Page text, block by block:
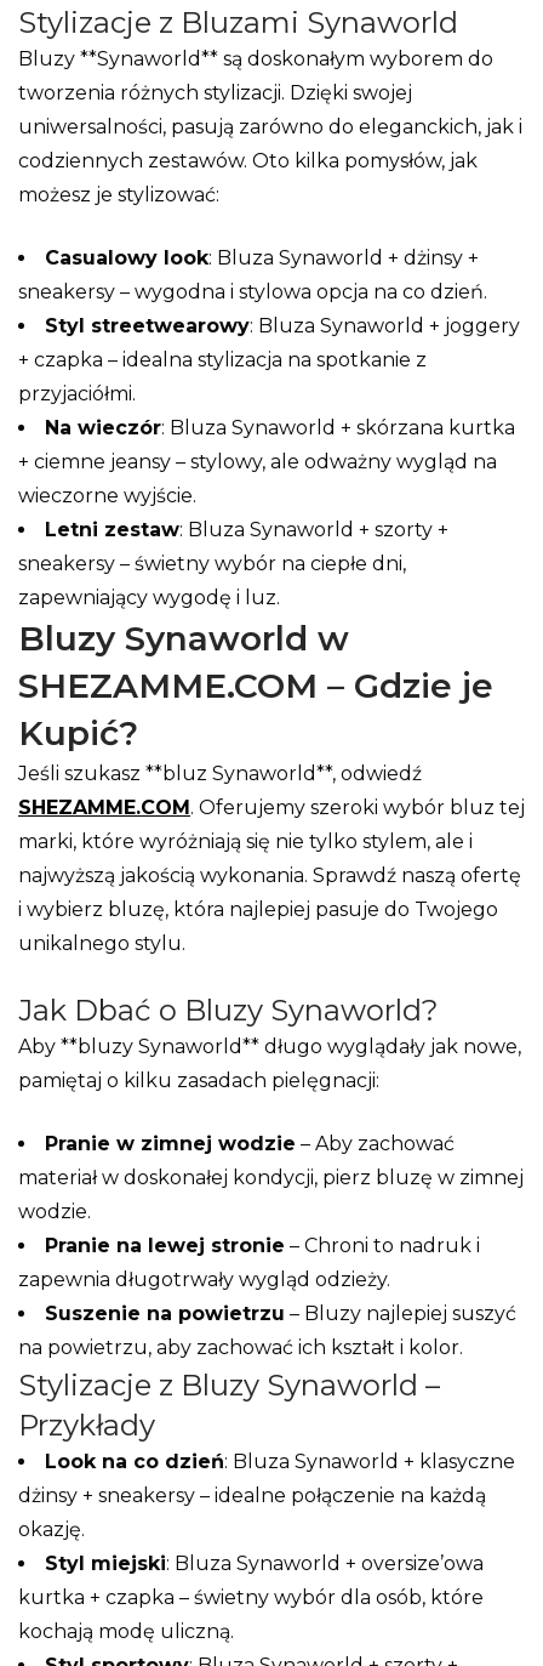
Stylizacje z Bluzami Synaworld
Bluzy **Synaworld** są doskonałym wyborem do
tworzenia różnych stylizacji. Dzięki swojej
uniwersalności, pasują zarówno do eleganckich, jak i
codziennych zestawów. Oto kilka pomysłów, jak
możesz je stylizować:
Casualowy look: Bluza Synaworld + dżinsy +
sneakersy – wygodna i stylowa opcja na co dzień.
Styl streetwearowy: Bluza Synaworld + joggery
+ czapka – idealna stylizacja na spotkanie z
przyjaciółmi.
Na wieczór: Bluza Synaworld + skórzana kurtka
+ ciemne jeansy – stylowy, ale odważny wygląd na
wieczorne wyjście.
Letni zestaw: Bluza Synaworld + szorty +
sneakersy – świetny wybór na ciepłe dni,
zapewniający wygodę i luz.
Bluzy Synaworld w
SHEZAMME.COM – Gdzie je
Kupić?
Jeśli szukasz **bluz Synaworld**, odwiedź
SHEZAMME.COM. Oferujemy szeroki wybór bluz tej
marki, które wyróżniają się nie tylko stylem, ale i
najwyższą jakością wykonania. Sprawdź naszą ofertę
i wybierz bluzę, która najlepiej pasuje do Twojego
unikalnego stylu.
Jak Dbać o Bluzy Synaworld?
Aby **bluzy Synaworld** długo wyglądały jak nowe,
pamiętaj o kilku zasadach pielęgnacji:
Pranie w zimnej wodzie – Aby zachować
materiał w doskonałej kondycji, pierz bluzę w zimnej
wodzie.
Pranie na lewej stronie – Chroni to nadruk i
zapewnia długotrwały wygląd odzieży.
Suszenie na powietrzu – Bluzy najlepiej suszyć
na powietrzu, aby zachować ich kształt i kolor.
Stylizacje z Bluzy Synaworld –
Przykłady
Look na co dzień: Bluza Synaworld + klasyczne
dżinsy + sneakersy – idealne połączenie na każdą
okazję.
Styl miejski: Bluza Synaworld + oversize’owa
kurtka + czapka – świetny wybór dla osób, które
kochają modę uliczną.